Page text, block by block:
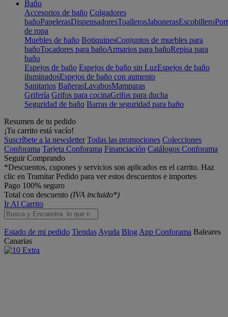
Baño
Accesorios de baño Colgadores
bañoPapelerasDispensadoresToallerosJabonerasEscobillero
de ropa
Muebles de baño BotiquinesConjuntos de muebles para
bañoTocadores para bañoArmarios para bañoRepisa para
baño
Espejos de baño Espejos de baño sin LuzEspejos de baño
iluminadosEspejos de baño con aumento
Sanitarios BañerasLavabosMamparas
Grifería Grifos para cocinaGrifos para ducha
Seguridad de baño Barras de seguridad para baño
Resumen de tu pedido
¡Tu carrito está vacío!
Suscríbete a la newsletter Todas las promociones Colecciones
Conforama Tarjeta Conforama Financiación Catálogos Conforama
Seguir Comprando
*Descuentos, cupones y servicios son aplicados en el carrito. Haz
clic en Tramitar Pedido para ver estos descuentos e importes
Pago 100% seguro
Total con descuento (IVA incluido*)
Ir Al Carrito
Estado de mi pedido Tiendas Ayuda Blog App Conforama Baleares
Canarias